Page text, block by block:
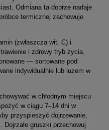
Odmiana ta dobrze nadaje
termicznej zachowuje
(zwłaszcza wit. C) i
i zdrowy tryb życia.
— sortowane pod
indywidualnie lub luzem w
w chłodnym miejscu
w ciągu 7–14 dni w
przyspieszyć dojrzewanie,
Dojrzałe gruszki przechowuj